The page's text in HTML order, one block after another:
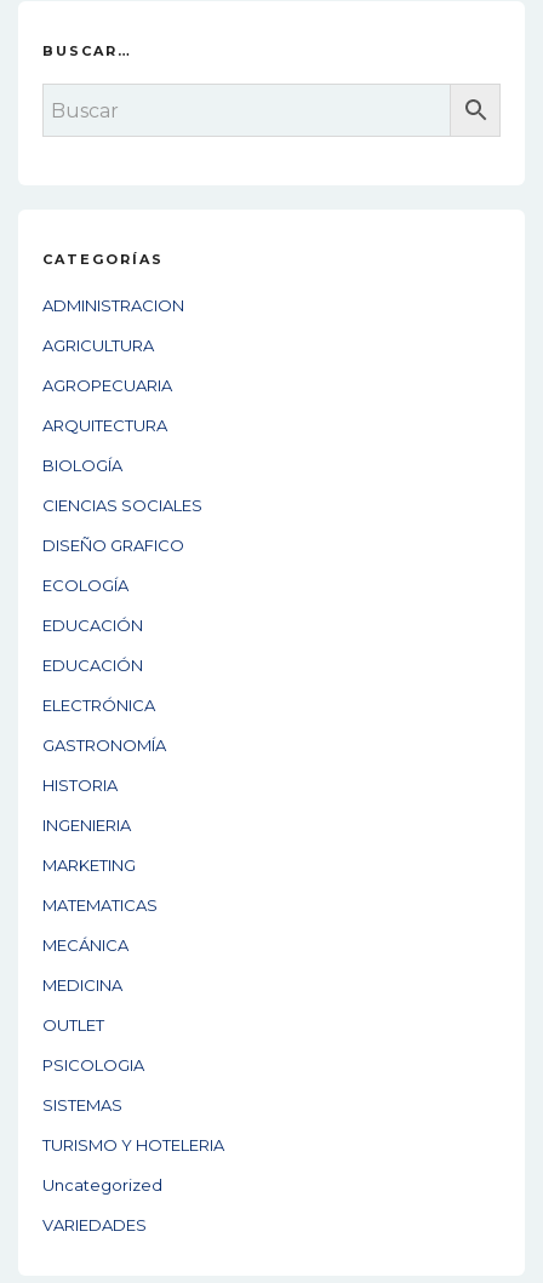
BUSCAR…
CATEGORÍAS
ADMINISTRACION
AGRICULTURA
AGROPECUARIA
ARQUITECTURA
BIOLOGÍA
CIENCIAS SOCIALES
DISEÑO GRAFICO
ECOLOGÍA
EDUCACIÓN
EDUCACIÓN
ELECTRÓNICA
GASTRONOMÍA
HISTORIA
INGENIERIA
MARKETING
MATEMATICAS
MECÁNICA
MEDICINA
OUTLET
PSICOLOGIA
SISTEMAS
TURISMO Y HOTELERIA
Uncategorized
VARIEDADES